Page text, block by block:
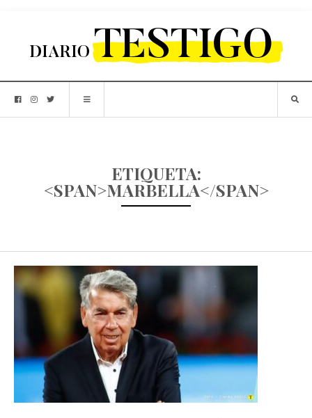
ETIQUETA:
<SPAN>MARBELLA</SPAN>